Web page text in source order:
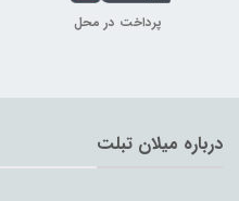
پرداخت در محل
درباره میلان تبلت